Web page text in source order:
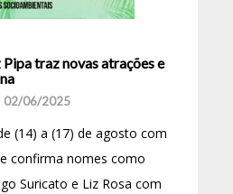
Pipa traz novas atrações e
02/06/2025
(14) a (17) de agosto com
confirma nomes como
Suricato e Liz Rosa com